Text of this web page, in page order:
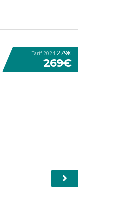
Tarif 2024 279€
269€